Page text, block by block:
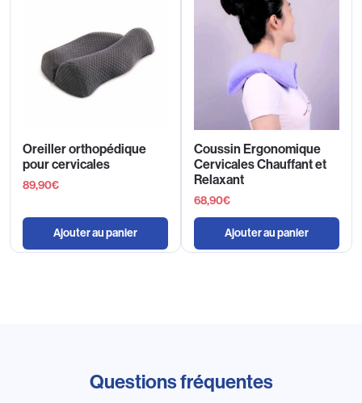
Oreiller orthopédique
pour cervicales
89,90€
Ajouter au panier
Coussin Ergonomique
Cervicales Chauffant et
Relaxant
68,90€
Ajouter au panier
Questions fréquentes